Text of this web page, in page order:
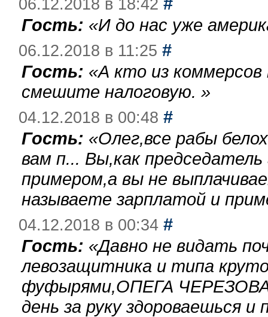
06.12.2018 в 18:42
Гость: «И до нас уже
06.12.2018 в 11:25 #
Гость: «А кто из
смешите налоговую. »
04.12.2018 в 00:48 #
Гость: «Олег,все рабы
вам п... Вы,как
примером,а вы не
называете зарплатой и
04.12.2018 в 00:34 #
Гость: «Давно не видать
левозащитника и типа
фуфырями,ОПЕГА
день за руку здороваешься